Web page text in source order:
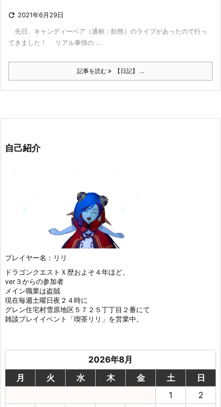
 2021年6月29日
先日、キャンディーベア（通称：飴熊）のライブがあったので行っ
てきました！ リアル事情の ...
記事を読む 【日記】 ...
自己紹介
プレイヤー名：リリ
ドラゴンクエストＸ歴およそ４年ほど。
ver３からの参加者
メイン職業は盗賊
現在毎週土曜日夜２４時に
グレン住宅村雪原地区５７２５丁丁目２番にて
雑談プレイイベント「喫茶リリ」を営業中。
2026年8月
月
火 水 木 金 土
日
1
2